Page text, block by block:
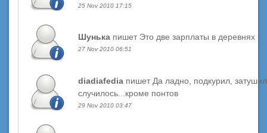
25 Nov 2010 17:15
Шунька пишет Это две зарплаты в деревнях
27 Nov 2010 06:51
diadiafedia пишет Да ладно, подкурил,
случилось...кроме понтов
29 Nov 2010 03:47